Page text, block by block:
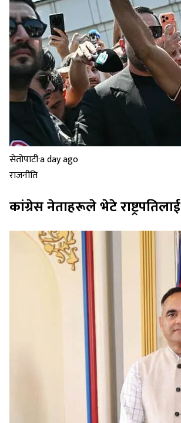
सेतोपाटी·a day ago
राजनीति
कांग्रेस नेताहरूले भेटे राष्ट्रपतिलाई